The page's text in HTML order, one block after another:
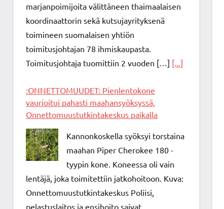
marjanpoimijoita välittäneen thaimaalaisen
koordinaattorin sekä kutsujayrityksenä
toimineen suomalaisen yhtiön
toimitusjohtajan 78 ihmiskaupasta.
Toimitusjohtaja tuomittiin 2 vuoden […] [...]
:ONNETTOMUUDET: Pienlentokone
vaurioitui pahasti maahansyöksyssä,
Onnettomuustutkintakeskus paikalla
Kannonkoskella syöksyi torstaina
maahan Piper Cherokee 180 -
tyypin kone. Koneessa oli vain
lentäjä, joka toimitettiin jatkohoitoon. Kuva:
Onnettomuustutkintakeskus Poliisi,
pelastuslaitos ja ensihoito saivat